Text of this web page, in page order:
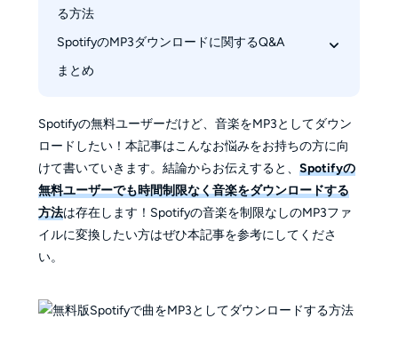
る方法
【制限なし】PCダウンロードソフト
「MusicFab Spotify 変換ソフト」を使う
Androidアプリ「SpotiFlyer」を使う
iPhoneアプリ「Spotify to MP3」を使う
SpotifyのMP3ダウンロードに関するQ&A
Spotifyは無料で聴けますか？
Spotifyは無料でもダウンロードできますか？
Spotifyの曲をMP3にしてCDに取り込むのは問題
ありませんか？
まとめ
Spotifyの無料ユーザーだけど、音楽をMP3としてダウン
ロードしたい！本記事はこんなお悩みをお持ちの方に向
けて書いていきます。結論からお伝えすると、 Spotifyの
無料ユーザーでも時間制限なく音楽をダウンロードする
方法は存在します！Spotifyの音楽を制限なしのMP3ファ
イルに変換したい方はぜひ本記事を参考にしてくださ
い。